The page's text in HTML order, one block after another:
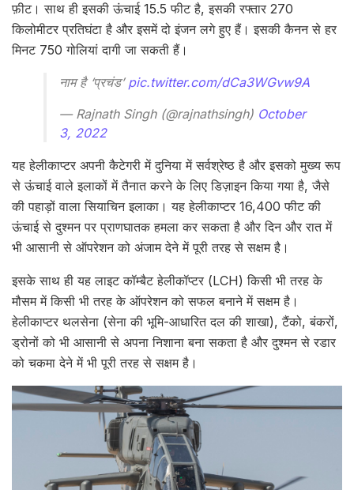
फ़ीट। साथ ही इसकी ऊंचाई 15.5 फीट है, इसकी रफ्तार 270
किलोमीटर प्रतिघंटा है और इसमें दो इंजन लगे हुए हैं। इसकी कैनन से हर
मिनट 750 गोलियां दागी जा सकती हैं।
नाम है ‘प्रचंड’pic.twitter.com/dCa3WGvw9A
— Rajnath Singh (@rajnathsingh) October
3, 2022
यह हेलीकाप्टर अपनी कैटेगरी में दुनिया में सर्वश्रेष्ठ है और इसको मुख्य रूप
से ऊंचाई वाले इलाकों में तैनात करने के लिए डिज़ाइन किया गया है, जैसे
की पहाड़ों वाला सियाचिन इलाका। यह हेलीकाप्टर 16,400 फीट की
ऊंचाई से दुश्मन पर प्राणघातक हमला कर सकता है और दिन और रात में
भी आसानी से ऑपरेशन को अंजाम देने में पूरी तरह से सक्षम है।
इसके साथ ही यह लाइट कॉम्बैट हेलीकॉप्टर (LCH) किसी भी तरह के
मौसम में किसी भी तरह के ऑपरेशन को सफल बनाने में सक्षम है।
हेलीकाप्टर थलसेना (सेना की भूमि-आधारित दल की शाखा), टैंको, बंकरों,
ड्रोनों को भी आसानी से अपना निशाना बना सकता है और दुश्मन से रडार
को चकमा देने में भी पूरी तरह से सक्षम है।